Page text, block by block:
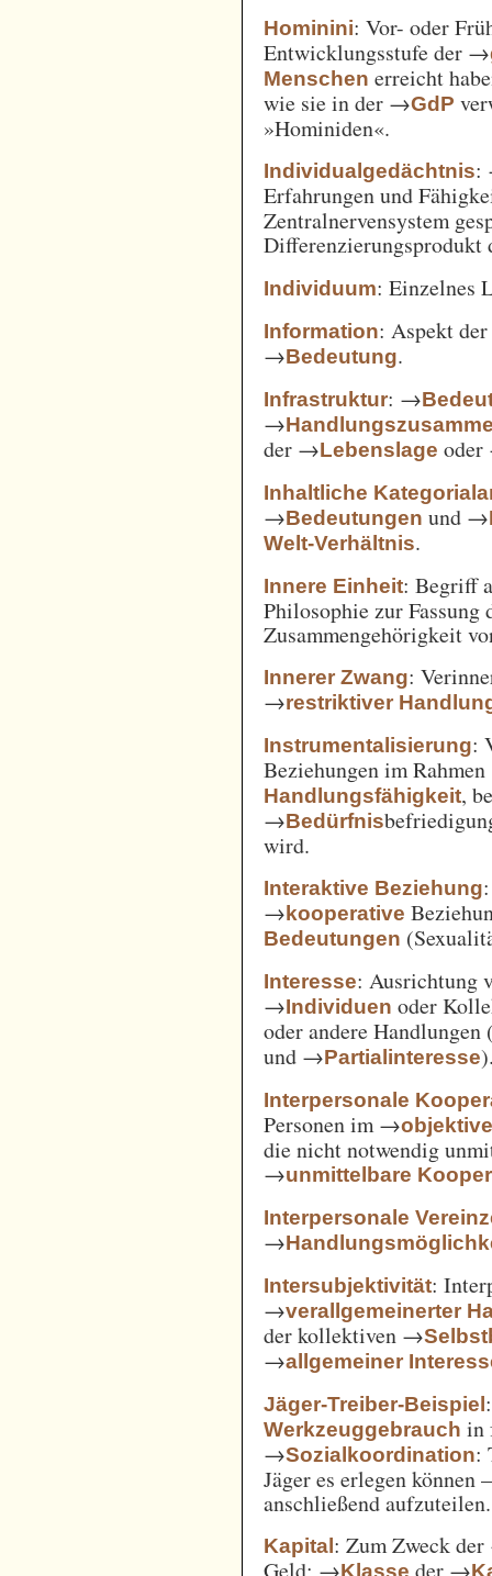
Hominini: Vor- oder
Entwicklungsstufe der →
Menschen erreicht
wie sie in der →GdP
»Hominiden«.
Individualgedächtnis:
Erfahrungen und
Zentralnervensystem
Individuum: Einzelnes
Information: Aspekt
→Bedeutung.
Infrastruktur: →
→
der →Lebenslage
Inhaltliche
→Bedeutungen und →
Welt-Verhältnis.
Innere Einheit: Begriff
Philosophie zur
Zusammengehörigkeit
Innerer Zwang:
→restriktiver
Instrumentalisierung:
Beziehungen im
Handlungsfähigkeit,
→Bedürfnis
wird.
Interaktive Beziehung
→kooperative
Bedeutungen
Interesse: Ausrichtung
→Individuen oder
oder andere
und →Partialinteresse
Interpersonale
Personen im →
die nicht notwendig
→unmittelbare
Interpersonale
→
Intersubjektivität:
→verallgemeinerter
der kollektiven →
→allgemeiner
Jäger-Treiber-Beispiel
Werkzeuggebrauch in
→Sozialkoordination:
Jäger es erlegen
anschließend aufzuteilen.
Kapital: Zum Zweck
Geld; →Klasse der →